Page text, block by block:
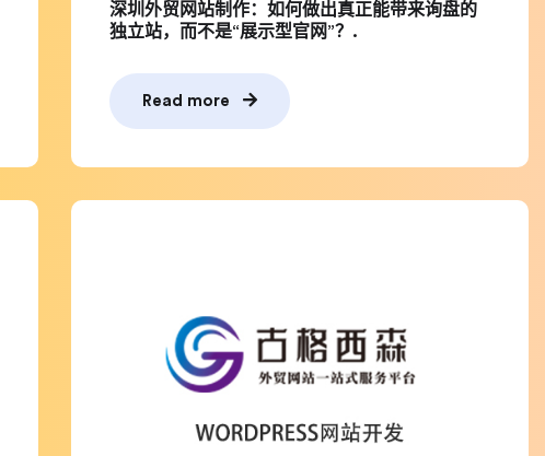
深圳外贸网站制作：如何做出真正能带来询盘的
独立站，而不是“展示型官网”？.
Read more